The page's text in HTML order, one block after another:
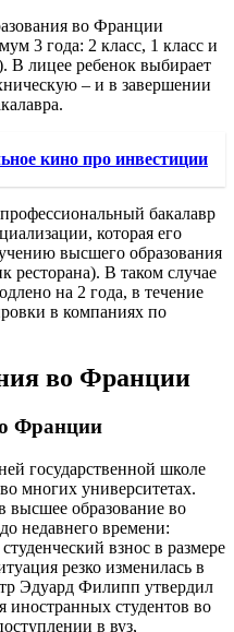
во Франции
3 года: 2 класс, 1 класс и
В лицее ребенок выбирает
– и в завершении
кино про инвестиции
бакалавр
которая его
высшего образования
ресторана). В таком случае
на 2 года, в течение
в компаниях по
во Франции
Франции
государственной школе
многих университетах.
высшее образование во
недавнего времени:
взнос в размере
резко изменилась в
Эдуард Филипп утвердил
иностранных студентов во
в вуз,